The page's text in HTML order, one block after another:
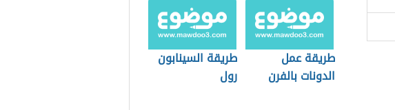
طريقة عمل
الدونات بالفرن
طريقة السينابون
رول